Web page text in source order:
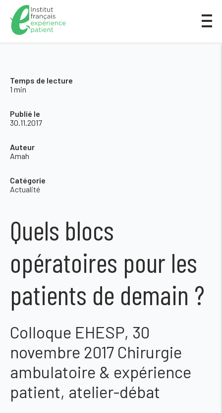
Temps de lecture
1 min
Publié le
30.11.2017
Auteur
Amah
Catégorie
Actualité
Quels blocs
opératoires pour les
patients de demain ?
Colloque EHESP, 30
novembre 2017 Chirurgie
ambulatoire & expérience
patient, atelier-débat